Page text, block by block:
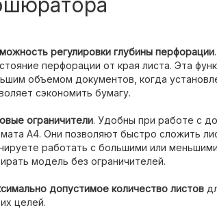
регулировки глубины перфорации
перфорации от края листа. Эта
объемом документов, когда
сэкономить бумагу.
ограничители. Удобны при работе с
А4. Они позволяют быстро сложить
работать с большими или
модель без ограничителей.
допустимое количество листов
целей.